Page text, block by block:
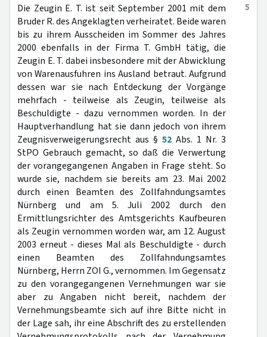
5
Die Zeugin E. T. ist seit September 2001 mit dem
Bruder R. des Angeklagten verheiratet. Beide waren
bis zu ihrem Ausscheiden im Sommer des Jahres
2000 ebenfalls in der Firma T. GmbH tätig, die
Zeugin E. T. dabei insbesondere mit der Abwicklung
von Warenausfuhren ins Ausland betraut. Aufgrund
dessen war sie nach Entdeckung der Vorgänge
mehrfach - teilweise als Zeugin, teilweise als
Beschuldigte - dazu vernommen worden. In der
Hauptverhandlung hat sie dann jedoch von ihrem
Zeugnisverweigerungsrecht aus § 52 Abs. 1 Nr. 3
StPO Gebrauch gemacht, so daß die Verwertung
der vorangegangenen Angaben in Frage steht. So
wurde sie, nachdem sie bereits am 23. Mai 2002
durch einen Beamten des Zollfahndungsamtes
Nürnberg und am 5. Juli 2002 durch den
Ermittlungsrichter des Amtsgerichts Kaufbeuren
als Zeugin vernommen worden war, am 12. August
2003 erneut - dieses Mal als Beschuldigte - durch
einen Beamten des Zollfahndungsamtes
Nürnberg, Herrn ZOI G., vernommen. Im Gegensatz
zu den vorangegangenen Vernehmungen war sie
aber zu Angaben nicht bereit, nachdem der
Vernehmungsbeamte sich auf ihre Bitte nicht in
der Lage sah, ihr eine Abschrift des zu erstellenden